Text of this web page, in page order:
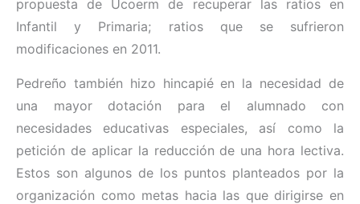
propuesta de Ucoerm de recuperar las ratios en
Infantil y Primaria; ratios que se sufrieron
modificaciones en 2011.
Pedreño también hizo hincapié en la necesidad de
una mayor dotación para el alumnado con
necesidades educativas especiales, así como la
petición de aplicar la reducción de una hora lectiva.
Estos son algunos de los puntos planteados por la
organización como metas hacia las que dirigirse en